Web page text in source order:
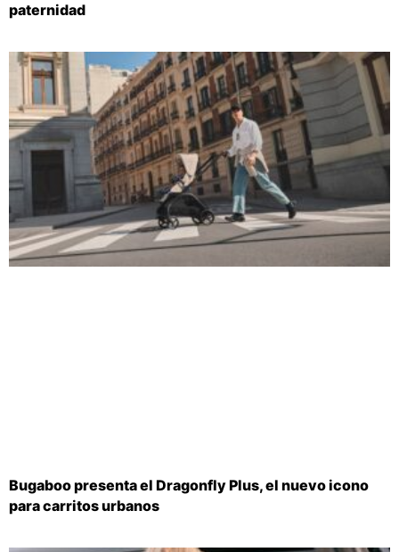
paternidad
Bugaboo presenta el Dragonfly Plus, el nuevo icono
para carritos urbanos